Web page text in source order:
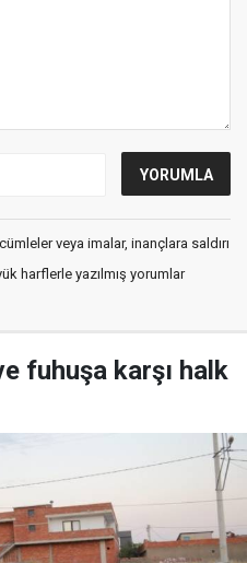
veya imalar, inançlara saldırı
harflerle yazılmış yorumlar
fuhuşa karşı halk